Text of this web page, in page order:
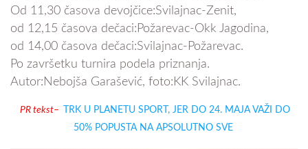
Od 11,30 časova devojčice:Svilajnac-Zenit,
od 12,15 časova dečaci:Požarevac-Okk Jagodina,
od 14,00 časova dečaci:Svilajnac-Požarevac.
Po završetku turnira podela priznanja.
Autor:Nebojša Garašević, foto:KK Svilajnac.
PR tekst–
TRK U PLANETU SPORT, JER DO 24. MAJA VAŽI DO
50% POPUSTA NA APSOLUTNO SVE